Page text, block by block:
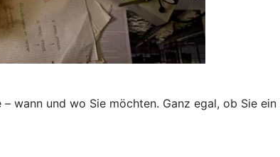
wann und wo Sie möchten. Ganz egal, ob Sie